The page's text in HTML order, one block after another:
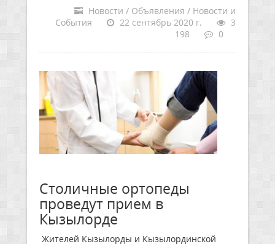
Новости / Объявления / Новости и
События
22 сентябрь 2020 г.
3
198
0
Столичные ортопеды
проведут прием в
Кызылорде
Жителей Кызылорды и Кызылординской